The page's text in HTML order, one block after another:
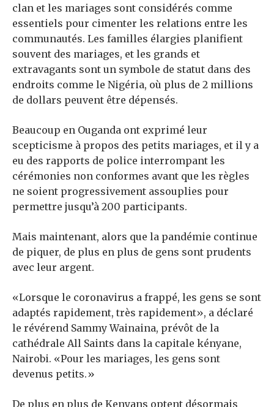
clan et les mariages sont considérés comme
essentiels pour cimenter les relations entre les
communautés. Les familles élargies planifient
souvent des mariages, et les grands et
extravagants sont un symbole de statut dans des
endroits comme le Nigéria, où plus de 2 millions
de dollars peuvent être dépensés.
Beaucoup en Ouganda ont exprimé leur
scepticisme à propos des petits mariages, et il y a
eu des rapports de police interrompant les
cérémonies non conformes avant que les règles
ne soient progressivement assouplies pour
permettre jusqu’à 200 participants.
Mais maintenant, alors que la pandémie continue
de piquer, de plus en plus de gens sont prudents
avec leur argent.
«Lorsque le coronavirus a frappé, les gens se sont
adaptés rapidement, très rapidement», a déclaré
le révérend Sammy Wainaina, prévôt de la
cathédrale All Saints dans la capitale kényane,
Nairobi. «Pour les mariages, les gens sont
devenus petits.»
De plus en plus de Kenyans optent désormais